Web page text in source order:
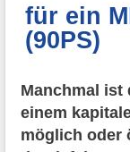
für ein
(90PS)
Manchmal ist
einem
möglich oder